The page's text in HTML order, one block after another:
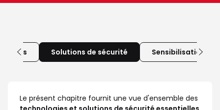
Solutions de sécurité Sensibilisation et
Le présent chapitre fournit une vue d'ensemble des